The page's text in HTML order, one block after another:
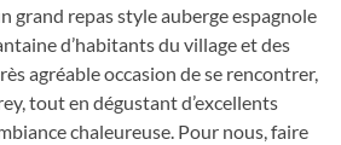
grand repas style auberge espagnole
d’habitants du village et des
agréable occasion de se rencontrer,
tout en dégustant d’excellents
chaleureuse. Pour nous, faire